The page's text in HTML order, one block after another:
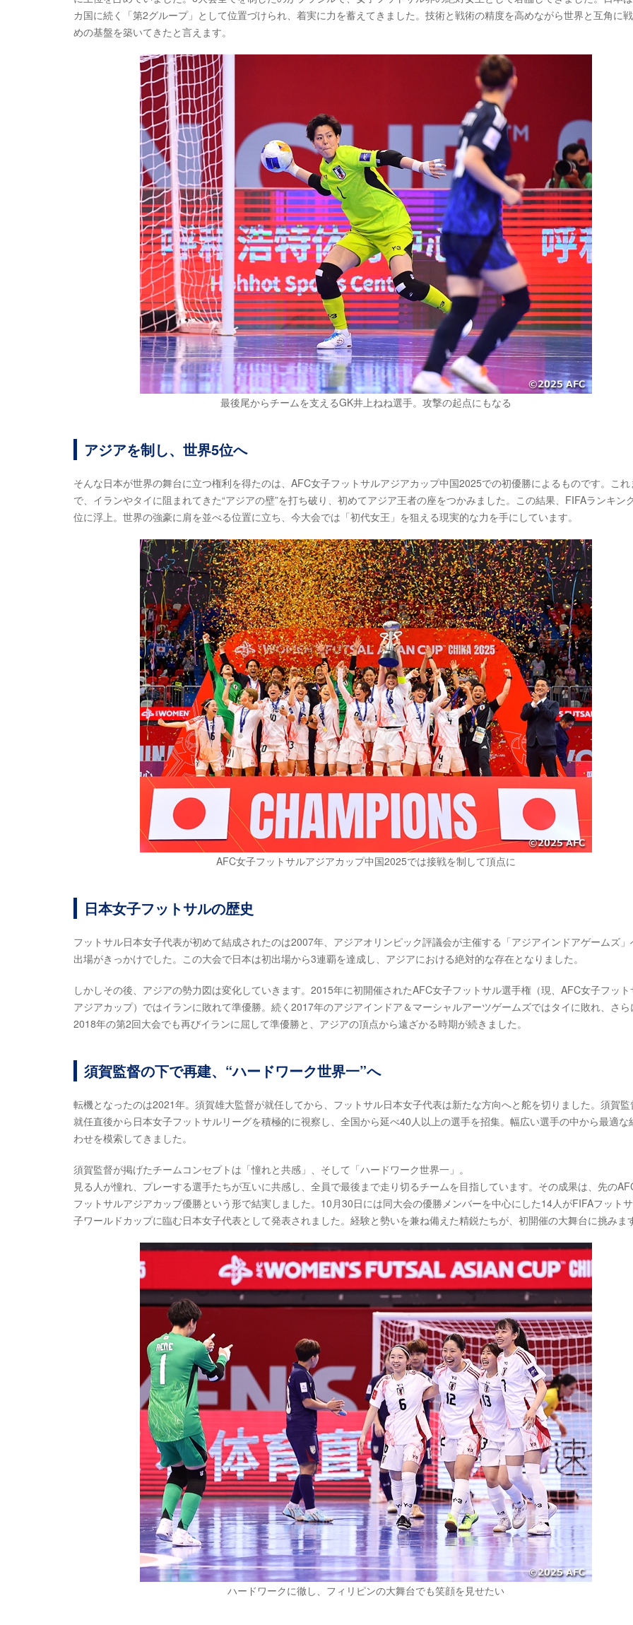
カ国に続く「第2グループ」として位置づけられ、着実に力を蓄えてきました。技術と戦術の精度を高めながら世界と互角に
めの基盤を築いてきたと言えます。
最後尾からチームを支えるGK井上ねね選手。攻撃の起点にもなる
アジアを制し、世界5位へ
そんな日本が世界の舞台に立つ権利を得たのは、AFC女子フットサルアジアカップ中国2025での初優勝によるものです。これ
で、イランやタイに阻まれてきた“アジアの壁”を打ち破り、初めてアジア王者の座をつかみました。この結果、FIFAランキン
位に浮上。世界の強豪に肩を並べる位置に立ち、今大会では「初代女王」を狙える現実的な力を手にしています。
AFC女子フットサルアジアカップ中国2025では接戦を制して頂点に
日本女子フットサルの歴史
フットサル日本女子代表が初めて結成されたのは2007年、アジアオリンピック評議会が主催する「アジアインドアゲームズ」
出場がきっかけでした。この大会で日本は初出場から3連覇を達成し、アジアにおける絶対的な存在となりました。
しかしその後、アジアの勢力図は変化していきます。2015年に初開催されたAFC女子フットサル選手権（現、AFC女子フット
アジアカップ）ではイランに敗れて準優勝。続く2017年のアジアインドア＆マーシャルアーツゲームズではタイに敗れ、さら
2018年の第2回大会でも再びイランに屈して準優勝と、アジアの頂点から遠ざかる時期が続きました。
須賀監督の下で再建、“ハードワーク世界一”へ
転機となったのは2021年。須賀雄大監督が就任してから、フットサル日本女子代表は新たな方向へと舵を切りました。須賀監
就任直後から日本女子フットサルリーグを積極的に視察し、全国から延べ40人以上の選手を招集。幅広い選手の中から最適な
わせを模索してきました。
須賀監督が掲げたチームコンセプトは「憧れと共感」、そして「ハードワーク世界一」。
見る人が憧れ、プレーする選手たちが互いに共感し、全員で最後まで走り切るチームを目指しています。その成果は、先の
フットサルアジアカップ優勝という形で結実しました。10月30日には同大会の優勝メンバーを中心にした14人がFIFAフット
子ワールドカップに臨む日本女子代表として発表されました。経験と勢いを兼ね備えた精鋭たちが、初開催の大舞台に挑みま
ハードワークに徹し、フィリピンの大舞台でも笑顔を見せたい